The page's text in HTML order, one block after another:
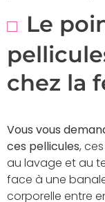
Le
chez la
Vous vous
ces pellicules,
au lavage et au
face à une
corporelle entre